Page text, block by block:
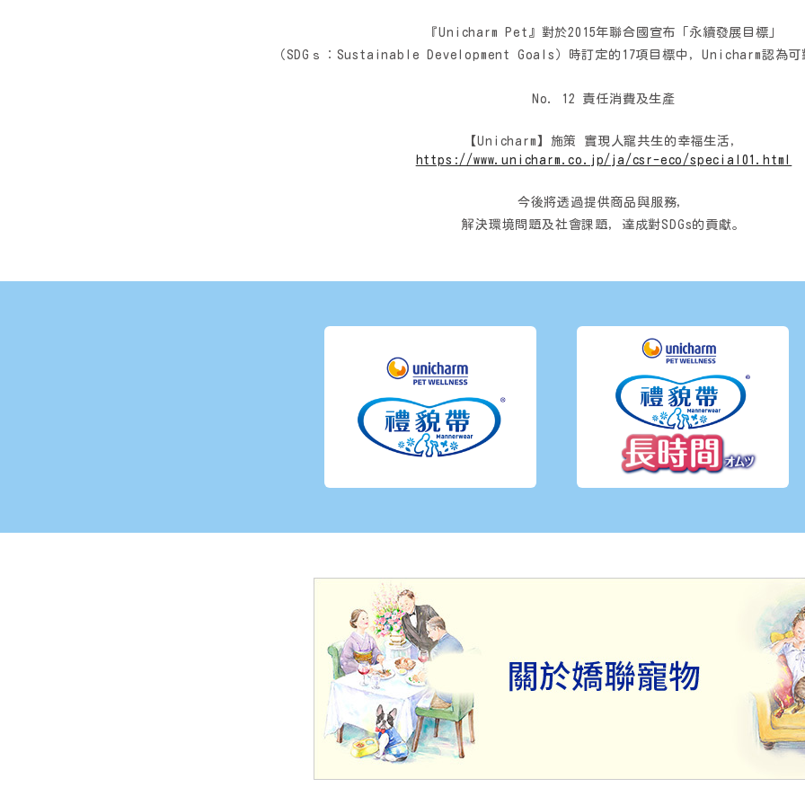
『Unicharm Pet』
對於2015年聯合國宣布「永續發展目標」
（SDGｓ：Sustainable Development Goals）時訂定的17項目標中，Unicharm認為可
No. 12 責任消費及生產
【Unicharm】 施策 實現人寵共生的幸福生活，
https://www.unicharm.co.jp/ja/csr-eco/special01.html
今後將透過提供商品與服務，
解決環境問題及社會課題，達成對SDGs的貢獻。